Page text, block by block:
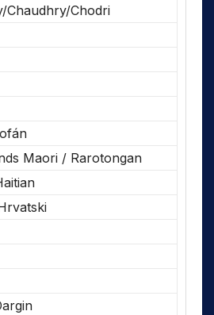
Chaudhry/Chodri
Maori / Rarotongan